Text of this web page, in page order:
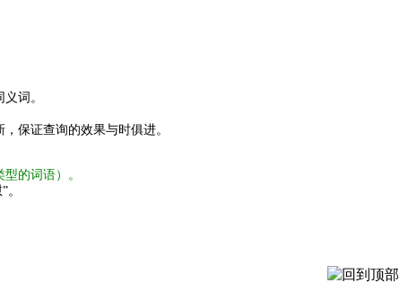
词。
保证查询的效果与时俱进。
的词语）。